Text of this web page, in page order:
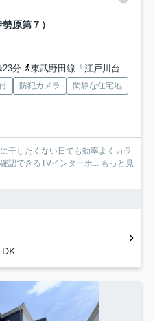
原第７）
23分
東武野田線「江戸川台」駅 徒歩23分
防犯カメラ
閑静な住宅地
干したくない日でも効率よくカラ
認できるTVインターホ... もっと見